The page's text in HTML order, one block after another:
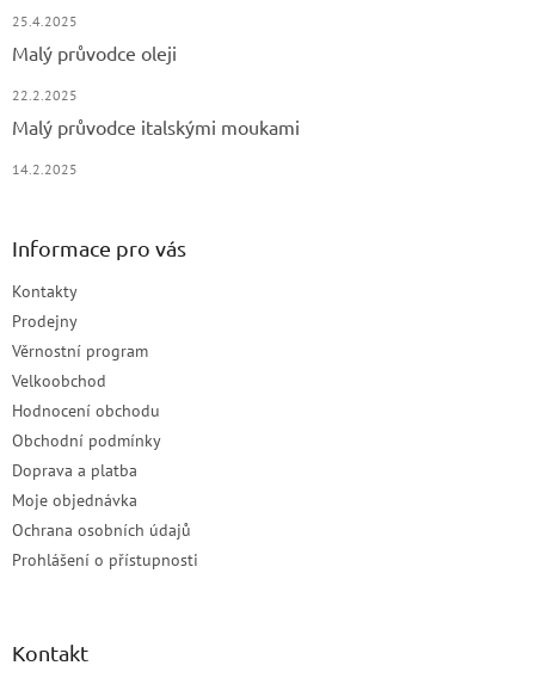
25.4.2025
Malý průvodce oleji
22.2.2025
Malý průvodce italskými moukami
14.2.2025
Informace pro vás
Kontakty
Prodejny
Věrnostní program
Velkoobchod
Hodnocení obchodu
Obchodní podmínky
Doprava a platba
Moje objednávka
Ochrana osobních údajů
Prohlášení o přístupnosti
Kontakt